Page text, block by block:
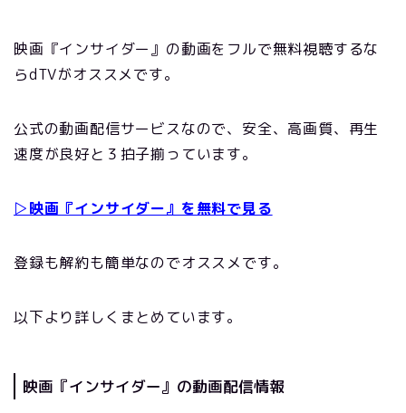
映画『インサイダー』の動画をフルで無料視聴するな
らdTVがオススメです。
公式の動画配信サービスなので、安全、高画質、再生
速度が良好と３拍子揃っています。
▷映画『インサイダー』を無料で見る
登録も解約も簡単なのでオススメです。
以下より詳しくまとめています。
映画『インサイダー』の動画配信情報